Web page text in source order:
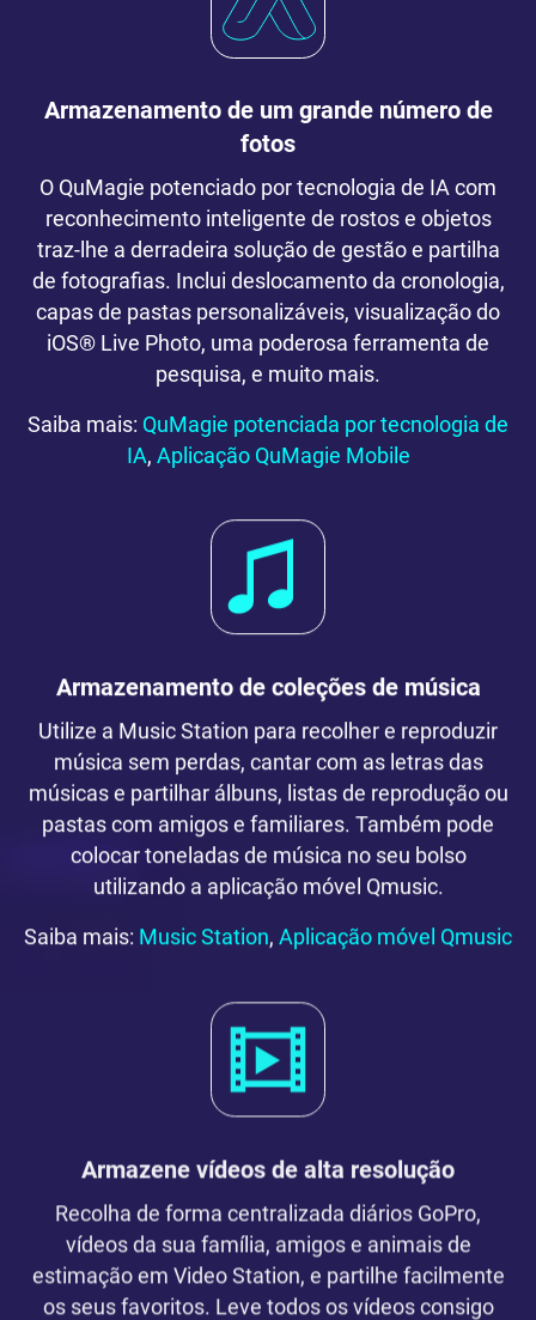
Armazenamento de um grande número de
fotos
O QuMagie potenciado por tecnologia de IA com
reconhecimento inteligente de rostos e objetos
traz-lhe a derradeira solução de gestão e partilha
de fotografias. Inclui deslocamento da cronologia,
capas de pastas personalizáveis, visualização do
iOS® Live Photo, uma poderosa ferramenta de
pesquisa, e muito mais.
Saiba mais: QuMagie potenciada por tecnologia de
IA, Aplicação QuMagie Mobile
Armazenamento de coleções de música
Utilize a Music Station para recolher e reproduzir
música sem perdas, cantar com as letras das
músicas e partilhar álbuns, listas de reprodução ou
pastas com amigos e familiares. Também pode
colocar toneladas de música no seu bolso
utilizando a aplicação móvel Qmusic.
Saiba mais: Music Station, Aplicação móvel Qmusic
Armazene vídeos de alta resolução
Recolha de forma centralizada diários GoPro,
vídeos da sua família, amigos e animais de
estimação em Video Station, e partilhe facilmente
os seus favoritos. Leve todos os vídeos consigo